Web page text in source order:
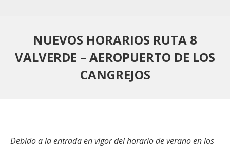
NUEVOS HORARIOS RUTA 8
VALVERDE – AEROPUERTO DE LOS
CANGREJOS
Debido a la entrada en vigor del horario de verano en los